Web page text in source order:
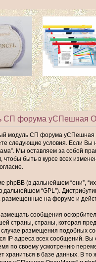
СП форума уСПешная
модуль СП форума
следующие условия. Если
Мы оставляем за собой
чтобы быть в курсе всех
(в дальнейшем “они”,
дальнейшем “GPL”).
размещенные на форуме и
сообщения
страны, страны, которая
размещения подобных
IP адреса всех сообщений.
по своему усмотрению
храниться в базе данных. В